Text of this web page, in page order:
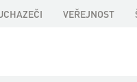
VEŘEJNOST